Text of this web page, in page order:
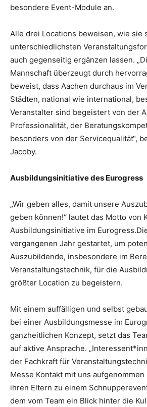
besondere Event-Module an.
Alle drei Locations beweisen, wie sie
unterschiedlichsten
auch gegenseitig ergänzen lassen.
Mannschaft überzeugt durch
beweist, dass Aachen durchaus im
Städten, national wie international,
Veranstalter sind begeistert von der
Professionalität, der
besonders von der Servicequalität“,
Jacoby.
Ausbildungsinitiative des Eurogress
„Wir geben alles, damit unsere
geben können!“ lautet das Motto von
Ausbildungsinitiative im
vergangenen Jahr gestartet, um
Auszubildende, insbesondere im
Veranstaltungstechnik, für die
größter Location zu begeistern.
Mit einem auffälligen und selbst
bei einer Ausbildungsmesse im
ganzheitlichen Konzept, setzt das
auf aktive Ansprache.
der Fachkraft für
Messe Kontakt mit uns
ihren Eltern zu einem
dem vom Team ein Blick hinter die